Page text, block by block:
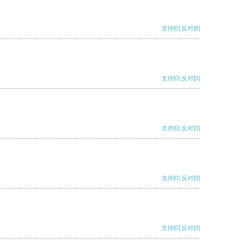
支持[0] 反对[0]
支持[0] 反对[0]
支持[0] 反对[0]
支持[0] 反对[0]
支持[0] 反对[0]